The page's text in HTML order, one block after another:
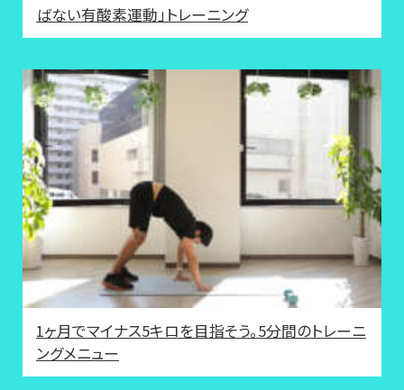
ばない有酸素運動」トレーニング
1ヶ月でマイナス5キロを目指そう。5分間のトレーニ
ングメニュー